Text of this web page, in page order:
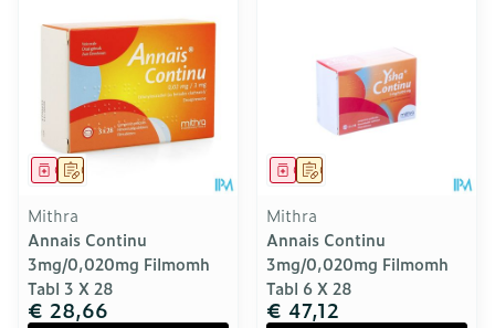
Op voorschrift
Geneesmiddel
Mithra
Annais Continu
3mg/0,020mg Filmomh
Tabl 3 X 28
€ 28,66
Op voorschrift
Geneesmiddel
Mithra
Annais Continu
3mg/0,020mg Filmomh
Tabl 6 X 28
€ 47,12